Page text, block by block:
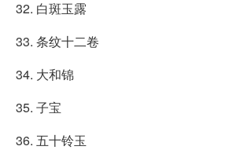
32. 白斑玉露
33. 条纹十二卷
34. 大和锦
35. 子宝
36. 五十铃玉